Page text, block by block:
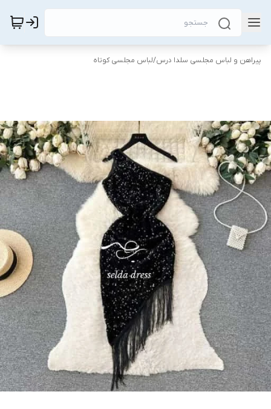
پیراهن و لباس مجلسی سلدا درس/لباس مجلسی کوتاه